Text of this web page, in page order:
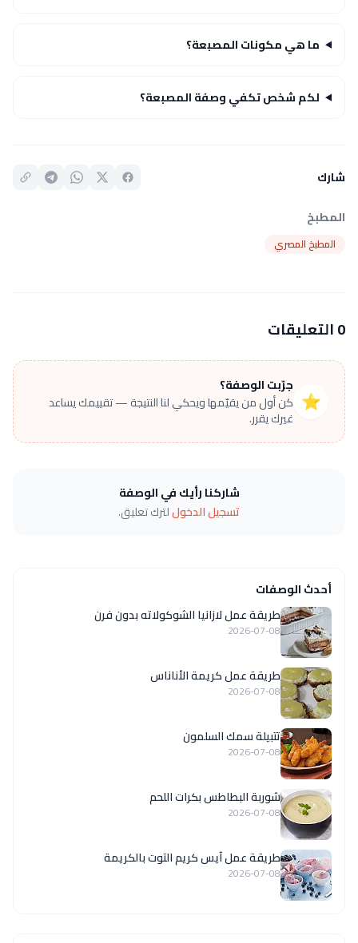
ما هي مكونات المصبعة؟
لكم شخص تكفي وصفة المصبعة؟
شارك
المطبخ
المطبخ المصري
0 التعليقات
⭐
جرّبت الوصفة؟
كن أول من يقيّمها ويحكي لنا النتيجة — تقييمك يساعد
غيرك يقرر.
شاركنا رأيك في الوصفة
تسجيل الدخوللترك تعليق.
أحدث الوصفات
طريقة عمل لازانيا الشوكولاته بدون فرن
2026-07-08
طريقة عمل كريمة الأناناس
2026-07-08
تتبيلة سمك السلمون
2026-07-08
شوربة البطاطس بكرات اللحم
2026-07-08
طريقة عمل آيس كريم التوت بالكريمة
2026-07-08